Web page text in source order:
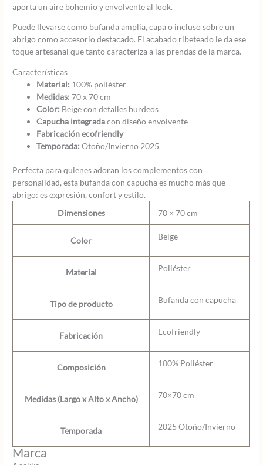
aporta un aire bohemio y envolvente al look.
Puede llevarse como bufanda amplia, capa o incluso sobre un
abrigo como accesorio destacado. El acabado ribeteado le da ese
toque artesanal que tanto caracteriza a las prendas de la marca.
Características
Material: 100% poliéster
Medidas: 70 x 70 cm
Color: Beige con detalles burdeos
Capucha integradacon diseño envolvente
Fabricación ecofriendly
Temporada: Otoño/Invierno 2025
Perfecta para quienes adoran los complementos con
personalidad, esta bufanda con capucha es mucho más que
abrigo: es expresión, confort y estilo.
Dimensiones
70 × 70 cm
Color Beige
Material Poliéster
Tipo de producto Bufanda con capucha
Fabricación Ecofriendly
Composición 100% Poliéster
Medidas (Largo x Alto x Ancho) 70×70 cm
Temporada 2025 Otoño/Invierno
Marca